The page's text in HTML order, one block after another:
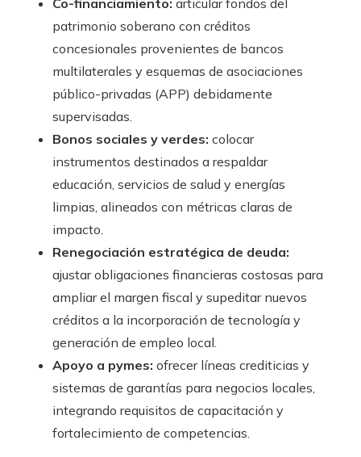
patrimonio soberano con créditos
concesionales provenientes de bancos
multilaterales y esquemas de asociaciones
público-privadas (APP) debidamente
supervisadas.
Bonos sociales y verdes: colocar
instrumentos destinados a respaldar
educación, servicios de salud y energías
limpias, alineados con métricas claras de
impacto.
Renegociación estratégica de deuda:
ajustar obligaciones financieras costosas para
ampliar el margen fiscal y supeditar nuevos
créditos a la incorporación de tecnología y
generación de empleo local.
Apoyo a pymes: ofrecer líneas crediticias y
sistemas de garantías para negocios locales,
integrando requisitos de capacitación y
fortalecimiento de competencias.